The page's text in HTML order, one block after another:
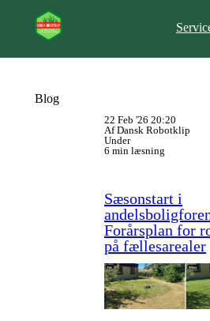
Blog
22 Feb '26 20:20
Af Dansk Robotklip
Under
6 min læsning
Sæsonstart i
Forårsplan for
på fællesarealer